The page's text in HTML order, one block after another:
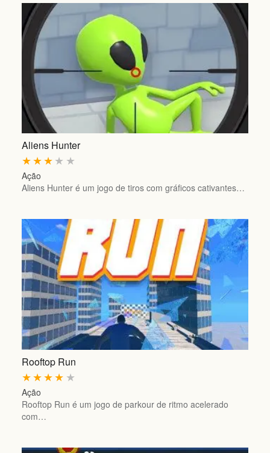
Aliens Hunter
★
★
★
★
★
Ação
Aliens Hunter é um jogo de tiros com gráficos cativantes…
Rooftop Run
★
★
★
★
★
Ação
Rooftop Run é um jogo de parkour de ritmo acelerado
com…